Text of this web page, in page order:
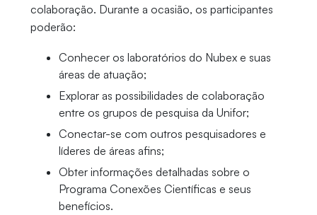
colaboração. Durante a ocasião, os participantes
poderão:
Conhecer os laboratórios do Nubex e suas
áreas de atuação;
Explorar as possibilidades de colaboração
entre os grupos de pesquisa da Unifor;
Conectar-se com outros pesquisadores e
líderes de áreas afins;
Obter informações detalhadas sobre o
Programa Conexões Científicas e seus
benefícios.